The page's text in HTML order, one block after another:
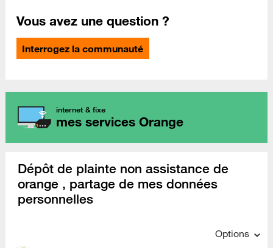
Vous avez une question ?
Interrogez la communauté
internet & fixe
mes services Orange
Dépôt de plainte non assistance de
orange , partage de mes données
personnelles
Options